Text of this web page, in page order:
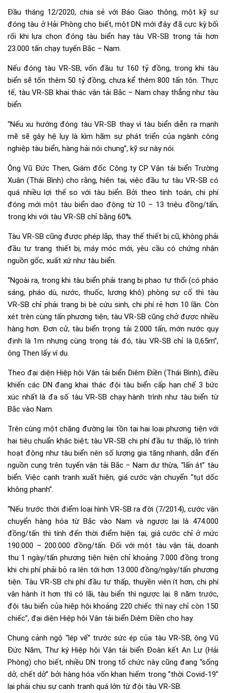
Đầu tháng 12/2020, chia sẻ với Báo Giao thông, một kỹ sư
đóng tàu ở Hải Phòng cho biết, một DN mới đây đã cực kỳ bối
rối khi lựa chọn đóng tàu biển hay tàu VR-SB trọng tải hơn
23.000 tấn chạy tuyến Bắc – Nam.
Nếu đóng tàu VR-SB, vốn đầu tư 160 tỷ đồng, trong khi tàu
biển sẽ tốn thêm 50 tỷ đồng, chưa kể thêm 800 tấn tôn. Thực
tế, tàu VR-SB khai thác vận tải Bắc – Nam chạy thẳng như tàu
biển.
“Nếu xu hướng đóng tàu VR-SB thay vì tàu biển diễn ra mạnh
mẽ sẽ gây hệ lụy là kìm hãm sự phát triển của ngành công
nghiệp tàu biển, hàng hải nói chung”, kỹ sư này nói.
Ông Vũ Đức Then, Giám đốc Công ty CP Vận tải biển Trường
Xuân (Thái Bình) cho rằng, hiện tại, việc đầu tư tàu VR-SB có
quá nhiều lợi thế so với tàu biển. Bởi theo tính toán, chi phí
đóng mới một tàu biển dao động từ 10 – 13 triệu đồng/tấn,
trong khi với tàu VR-SB chỉ bằng 60%.
Tàu VR-SB cũng được phép lắp, thay thế thiết bị cũ, không phải
đầu tư trang thiết bị, máy móc mới, yêu cầu có chứng nhận
nguồn gốc, xuất xứ như tàu biển.
“Ngoài ra, trong khi tàu biển phải trang bị phao tự thổi (có pháo
sáng, pháo dù, nước, thuốc, lương khô) phòng sự cố thì tàu
VR-SB chỉ phải trang bị bè cứu sinh, chi phí rẻ hơn 10 lần. Còn
xét trên cùng tấn phương tiện, tàu VR-SB cũng chở được nhiều
hàng hơn. Đơn cử, tàu biển trọng tải 2.000 tấn, mớn nước quy
định là 1m nhưng cùng trọng tải đó, tàu VR-SB chỉ là 0,65m”,
ông Then lấy ví dụ.
Theo đại diện Hiệp hội Vận tải biển Diêm Điền (Thái Bình), điều
khiến các DN đang khai thác đội tàu biển cấp hạn chế 3 bức
xúc nhất là đa số tàu VR-SB chạy hành trình như tàu biển từ
Bắc vào Nam.
Trên cùng một chặng đường lại tồn tại hai loại phương tiện với
hai tiêu chuẩn khác biệt; tàu VR-SB chi phí đầu tư thấp, lộ trình
hoạt động như tàu biển nên số lượng gia tăng nhanh, dẫn đến
nguồn cung trên tuyến vận tải Bắc – Nam dư thừa, “lấn át” tàu
biển. Việc cạnh tranh xuất hiện, giá cước vận chuyển “tụt dốc
không phanh”.
“Nếu trước thời điểm loại hình VR-SB ra đời (7/2014), cước vận
chuyển hàng hóa từ Bắc vào Nam và ngược lại là 474.000
đồng/tấn thì tính đến thời điểm hiện tại, giá cước chỉ ở mức
190.000 – 200.000 đồng/tấn. Đối với một tàu vận tải, doanh
thu 1 ngày/tấn phương tiện hiện chỉ khoảng 7.000 đồng trong
khi chi phí phải bỏ ra lên tới hơn 13.000 đồng/ngày/tấn phương
tiện. Tàu VR-SB chi phí đầu tư thấp, thuyền viên ít hơn, chi phí
vận hành ít hơn thì có lãi, tàu biển thì ngược lại. 8 năm trước,
đội tàu biển của hiệp hội khoảng 220 chiếc thì nay chỉ còn 150
chiếc”, đại diện Hiệp hội Vận tải biển Diêm Điền cho hay.
Chung cảnh ngộ “lép vế” trước sức ép của tàu VR-SB, ông Vũ
Đức Năm, Thư ký Hiệp hội Vận tải biển Đoàn kết An Lư (Hải
Phòng) cho biết, nhiều DN trong tổ chức này cũng đang “sống
dở, chết dở” bởi hàng hóa vốn khan hiếm trong “thời Covid-19”
lại phải chịu sự canh tranh quá lớn từ đội tàu VR-SB.